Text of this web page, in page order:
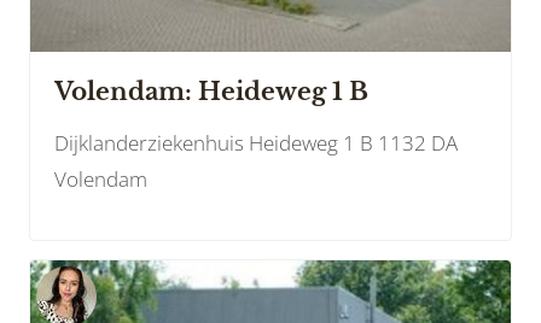
Volendam: Heideweg 1 B
Dijklanderziekenhuis Heideweg 1 B 1132 DA
Volendam